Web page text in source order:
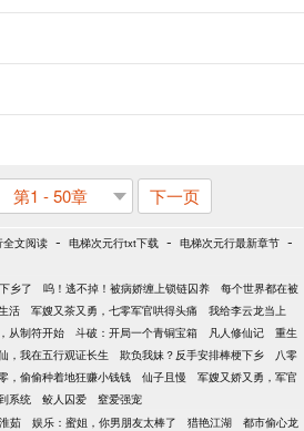
第1 - 50章 下一页
全文阅读 - 电梯次元行txt下载 - 电梯次元行最新章节 -
乡了 呜！逃不掉！被病娇缠上锁链囚养
每个世界都在被
活 军嫂又茶又勇，七零军官哄得头痛
我给李云龙当上
从制符开始 斗破：开局一个青铜宝箱 凡人修仙记
重生
，我在五行观证长生 欺负我妹？反手安排棒梗下乡
八零
，偷偷种着地狂赚小钱钱 仙子且慢
军嫂又娇又勇，军官
系统 鲛人囚爱 窒爱强宠
茹 娱乐：蜜姐，你男朋友太棒了 猎艳江湖
都市偷心龙